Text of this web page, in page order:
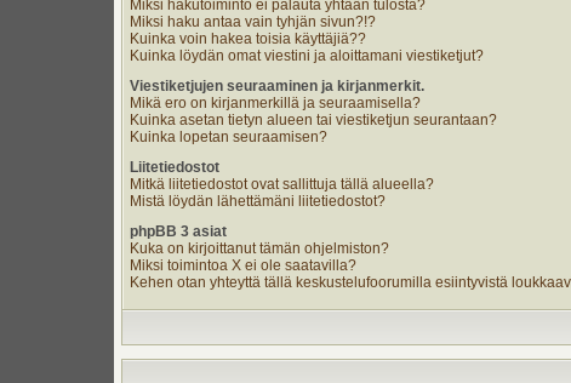
Miksi hakutoiminto ei palauta yhtään tulosta?
Miksi haku antaa vain tyhjän sivun?!?
Kuinka voin hakea toisia käyttäjiä??
Kuinka löydän omat viestini ja aloittamani viestiketjut?
Viestiketjujen seuraaminen ja kirjanmerkit.
Mikä ero on kirjanmerkillä ja seuraamisella?
Kuinka asetan tietyn alueen tai viestiketjun seurantaan?
Kuinka lopetan seuraamisen?
Liitetiedostot
Mitkä liitetiedostot ovat sallittuja tällä alueella?
Mistä löydän lähettämäni liitetiedostot?
phpBB 3 asiat
Kuka on kirjoittanut tämän ohjelmiston?
Miksi toimintoa X ei ole saatavilla?
Kehen otan yhteyttä tällä keskustelufoorumilla esiintyvistä